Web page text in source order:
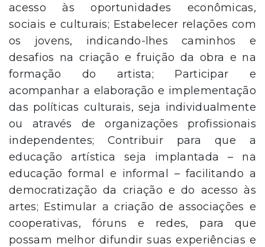
acesso às oportunidades econômicas,
sociais e culturais; Estabelecer relações com
os jovens, indicando-lhes caminhos e
desafios na criação e fruição da obra e na
formação do artista; Participar e
acompanhar a elaboração e implementação
das políticas culturais, seja individualmente
ou através de organizações profissionais
independentes; Contribuir para que a
educação artística seja implantada – na
educação formal e informal – facilitando a
democratização da criação e do acesso às
artes; Estimular a criação de associações e
cooperativas, fóruns e redes, para que
possam melhor difundir suas experiências e